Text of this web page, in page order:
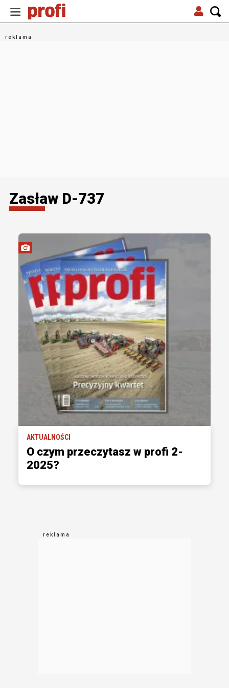
Zasław D-737
AKTUALNOŚCI
O czym przeczytasz w profi 2-
2025?